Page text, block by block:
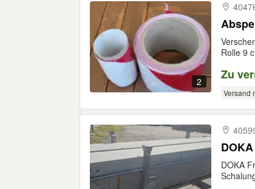
2
Rolle 9
Zu
Versand
DOKA